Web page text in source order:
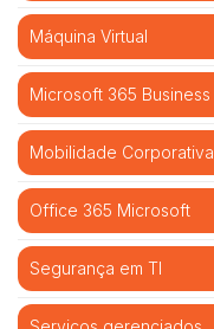
Máquina Virtual
Microsoft 365 Business
Mobilidade Corporativa
Office 365 Microsoft
Segurança em TI